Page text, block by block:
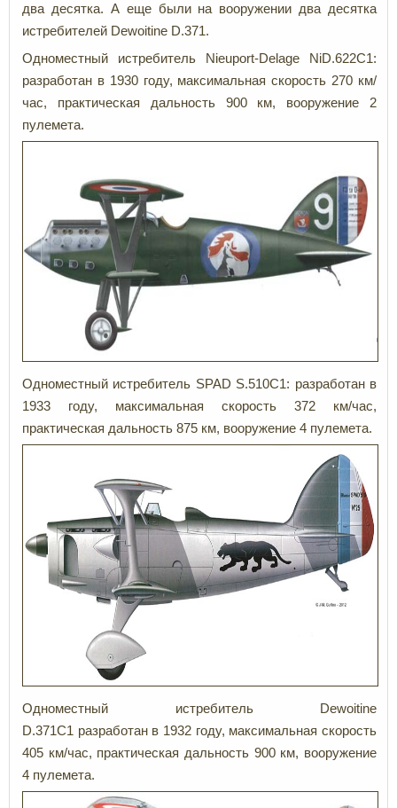
два десятка. А еще были на вооружении два десятка
истребителей Dewoitine D.371.
Одноместный истребитель Nieuport-Delage NiD.622C1:
разработан в 1930 году, максимальная скорость 270 км/
час, практическая дальность 900 км, вооружение 2
пулемета.
Одноместный истребитель SPAD S.510C1: разработан в
1933 году, максимальная скорость 372 км/час,
практическая дальность 875 км, вооружение 4 пулемета.
Одноместный истребитель Dewoitine
D.371C1 разработан в 1932 году, максимальная скорость
405 км/час, практическая дальность 900 км, вооружение
4 пулемета.